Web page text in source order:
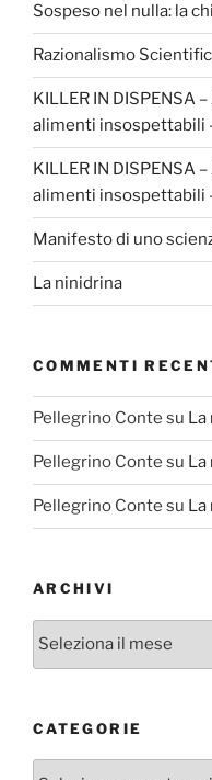
Sospeso nel nulla: la
Razionalismo
KILLER IN DISPENSA
alimenti insospettabili
KILLER IN DISPENSA
alimenti insospettabili
Manifesto di uno
La ninidrina
COMMENTI
Pellegrino Conte su La
Pellegrino Conte su La
Pellegrino Conte su La
ARCHIVI
Archivi
CATEGORIE